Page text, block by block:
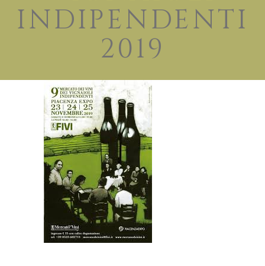
INDIPENDENTI
2019